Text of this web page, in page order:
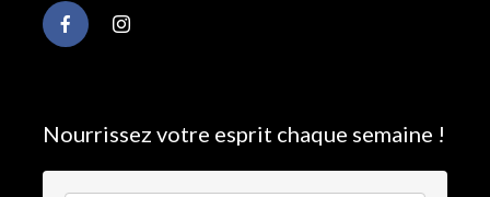
Nourrissez votre esprit chaque semaine !